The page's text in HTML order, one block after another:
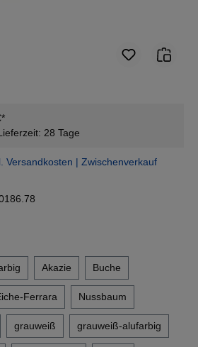
28 Tage
Versandkosten | Zwischenverkauf
Akazie Buche
Ferrara Nussbaum
grauweiß grauweiß-alufarbig